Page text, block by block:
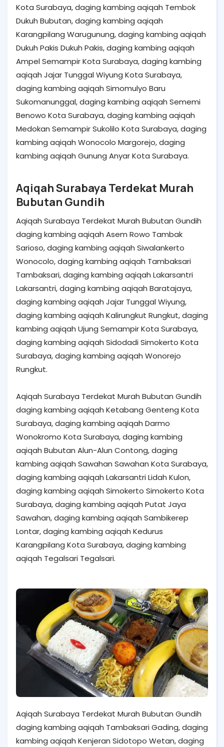
Kota Surabaya, daging kambing aqiqah Tembok
Dukuh Bubutan, daging kambing aqiqah
Karangpilang Warugunung, daging kambing aqiqah
Dukuh Pakis Dukuh Pakis, daging kambing aqiqah
Ampel Semampir Kota Surabaya, daging kambing
aqiqah Jajar Tunggal Wiyung Kota Surabaya,
daging kambing aqiqah Simomulyo Baru
Sukomanunggal, daging kambing aqiqah Sememi
Benowo Kota Surabaya, daging kambing aqiqah
Medokan Semampir Sukolilo Kota Surabaya, daging
kambing aqiqah Wonocolo Margorejo, daging
kambing aqiqah Gunung Anyar Kota Surabaya.
Aqiqah Surabaya Terdekat Murah
Bubutan Gundih
Aqiqah Surabaya Terdekat Murah Bubutan Gundih
daging kambing aqiqah Asem Rowo Tambak
Sarioso, daging kambing aqiqah Siwalankerto
Wonocolo, daging kambing aqiqah Tambaksari
Tambaksari, daging kambing aqiqah Lakarsantri
Lakarsantri, daging kambing aqiqah Baratajaya,
daging kambing aqiqah Jajar Tunggal Wiyung,
daging kambing aqiqah Kalirungkut Rungkut, daging
kambing aqiqah Ujung Semampir Kota Surabaya,
daging kambing aqiqah Sidodadi Simokerto Kota
Surabaya, daging kambing aqiqah Wonorejo
Rungkut.
Aqiqah Surabaya Terdekat Murah Bubutan Gundih
daging kambing aqiqah Ketabang Genteng Kota
Surabaya, daging kambing aqiqah Darmo
Wonokromo Kota Surabaya, daging kambing
aqiqah Bubutan Alun-Alun Contong, daging
kambing aqiqah Sawahan Sawahan Kota Surabaya,
daging kambing aqiqah Lakarsantri Lidah Kulon,
daging kambing aqiqah Simokerto Simokerto Kota
Surabaya, daging kambing aqiqah Putat Jaya
Sawahan, daging kambing aqiqah Sambikerep
Lontar, daging kambing aqiqah Kedurus
Karangpilang Kota Surabaya, daging kambing
aqiqah Tegalsari Tegalsari.
Aqiqah Surabaya Terdekat Murah Bubutan Gundih
daging kambing aqiqah Tambaksari Gading, daging
kambing aqiqah Kenjeran Sidotopo Wetan, daging